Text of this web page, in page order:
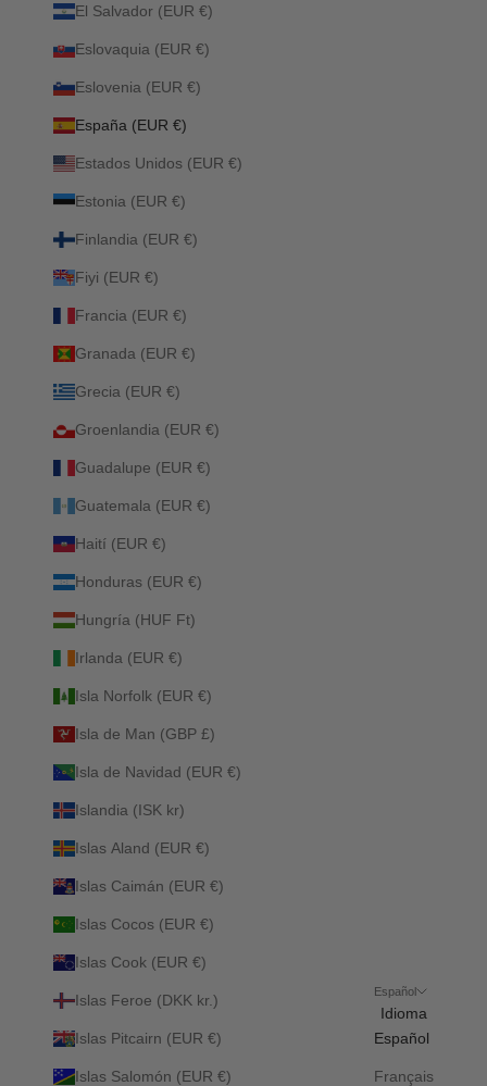
El Salvador (EUR €)
Eslovaquia (EUR €)
Eslovenia (EUR €)
España (EUR €)
Estados Unidos (EUR €)
Estonia (EUR €)
Finlandia (EUR €)
Fiyi (EUR €)
Francia (EUR €)
Granada (EUR €)
Grecia (EUR €)
Groenlandia (EUR €)
Guadalupe (EUR €)
Guatemala (EUR €)
Haití (EUR €)
Honduras (EUR €)
Hungría (HUF Ft)
Irlanda (EUR €)
Isla Norfolk (EUR €)
Isla de Man (GBP £)
Isla de Navidad (EUR €)
Islandia (ISK kr)
Islas Aland (EUR €)
Islas Caimán (EUR €)
Islas Cocos (EUR €)
Islas Cook (EUR €)
Islas Feroe (DKK kr.)
Islas Pitcairn (EUR €)
Islas Salomón (EUR €)
Español
Idioma
Español
Français